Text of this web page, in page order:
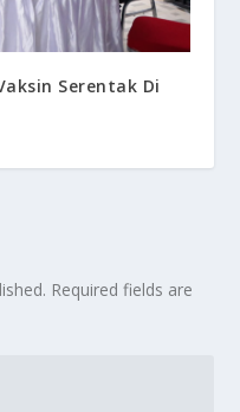
Serentak Di
Required fields are